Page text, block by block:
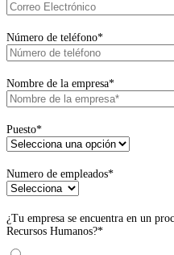
Número de teléfono*
Nombre de la empresa*
Puesto*
Numero de empleados*
¿Tu empresa se encuentra en un
Recursos Humanos?*